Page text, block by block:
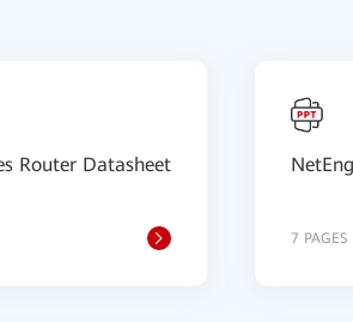
Router Datasheet
7 PAGES